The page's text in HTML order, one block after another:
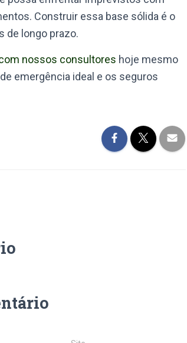
Construir essa base sólida é o
de longo prazo.
nossos consultores hoje mesmo
emergência ideal e os seguros